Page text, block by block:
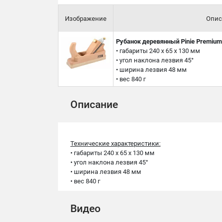
Изображение
Рубанок деревянный Pinie Premium
• габариты 240 x 65 x 130 мм
• угол наклона лезвия 45°
• ширина лезвия 48 мм
• вес 840 г
Описание
Технические характеристики:
• габариты 240 x 65 x 130 мм
• угол наклона лезвия 45°
• ширина лезвия 48 мм
• вес 840 г
Видео